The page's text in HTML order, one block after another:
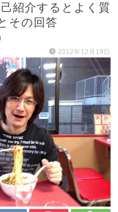
紹介するとよく質
その回答
2012年12月19日